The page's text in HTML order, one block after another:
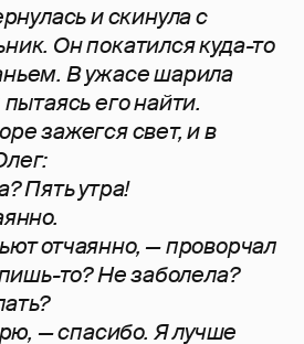
и скинула с
Он покатился куда-то
В ужасе шарила
его найти.
зажегся свет, и в
Пять утра!
отчаянно, — проворчал
то? Не заболела?
— спасибо. Я лучше